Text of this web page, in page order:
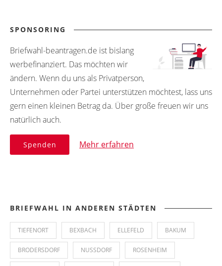
SPONSORING
Briefwahl-beantragen.de ist bislang
werbefinanziert. Das möchten wir
ändern. Wenn du uns als Privatperson,
Unternehmen oder Partei unterstützen möchtest, lass uns
gern einen kleinen Betrag da. Über große freuen wir uns
natürlich auch.
Spenden Mehr erfahren
BRIEFWAHL IN ANDEREN STÄDTEN
TIEFENORT BEXBACH ELLEFELD BAKUM
BRODERSDORF NUSSDORF ROSENHEIM